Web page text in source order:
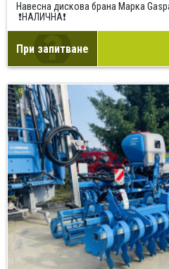
Навесна дискова брана Марка
❗НАЛИЧНА❗
При запитване